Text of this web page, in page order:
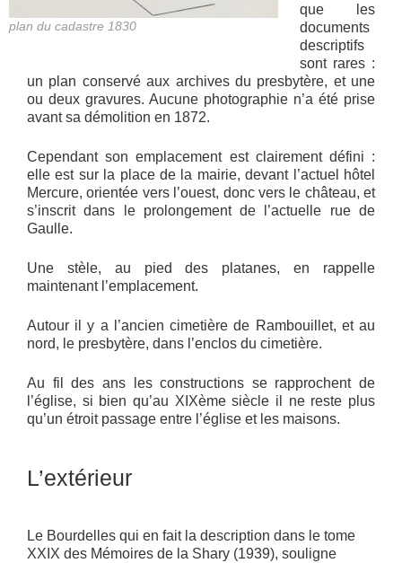
plan du cadastre 1830
que les
documents
descriptifs
sont rares :
un plan conservé aux archives du presbytère, et une
ou deux gravures. Aucune photographie n’a été prise
avant sa démolition en 1872.
Cependant son emplacement est clairement défini :
elle est sur la place de la mairie, devant l’actuel hôtel
Mercure, orientée vers l’ouest, donc vers le château, et
s’inscrit dans le prolongement de l’actuelle rue de
Gaulle.
Une stèle, au pied des platanes, en rappelle
maintenant l’emplacement.
Autour il y a l’ancien cimetière de Rambouillet, et au
nord, le presbytère, dans l’enclos du cimetière.
Au fil des ans les constructions se rapprochent de
l’église, si bien qu’au XIXème siècle il ne reste plus
qu’un étroit passage entre l’église et les maisons.
L’extérieur
Le Bourdelles qui en fait la description dans le tome
XXIX des Mémoires de la Shary (1939), souligne